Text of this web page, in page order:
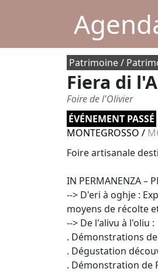
Patrimoine /
Fiera di
Foire de l'Olivier
ÉVÉNEMENT PASSÉ
MONTEGROSSO /
Foire artisanale
IN PERMANENZA –
--> D'eri à oghje :
moyens de récolte
--> De l'alivu à l'oliu :
. Démonstrations
. Dégustation
. Démonstration de